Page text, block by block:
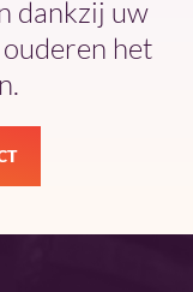
dankzij uw
het